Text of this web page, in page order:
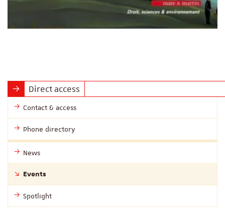
Direct access
Contact & access
Phone directory
News
Events
Spotlight